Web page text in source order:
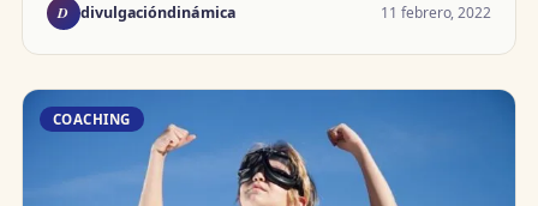
D divulgacióndinámica 11 febrero, 2022
COACHING